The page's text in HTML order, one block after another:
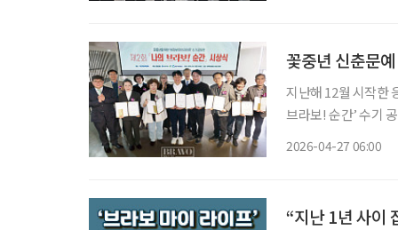
꽃중년 신춘문
지난해 12월 시작한
브라보! 순간’ 수기 공모전이 모든 일정을 마무리하며 유종의 미를
2026-04-27 06:00
“지난 1년 사이